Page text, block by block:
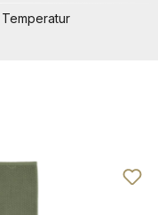
5 Sternen